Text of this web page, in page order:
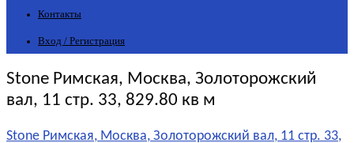
Контакты
Вход / Регистрация
Stone Римская, Москва, Золоторожский
вал, 11 стр. 33, 829.80 кв м
Stone Римская, Москва, Золоторожский вал, 11 стр. 33,